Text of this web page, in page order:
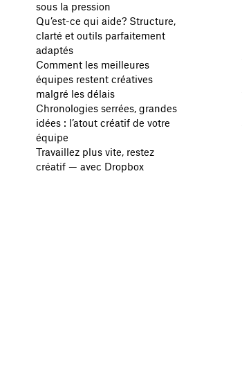
sous la pression
Qu’est-ce qui aide? Structure,
clarté et outils parfaitement
adaptés
Comment les meilleures
équipes restent créatives
malgré les délais
Chronologies serrées, grandes
idées : l’atout créatif de votre
équipe
Travaillez plus vite, restez
créatif — avec Dropbox